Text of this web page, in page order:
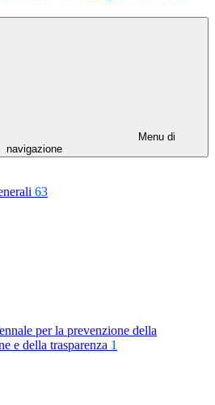
Menu di
navigazione
63
per la prevenzione della
e della trasparenza 1